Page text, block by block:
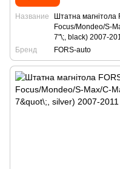
Название
Штатна магнітола
Focus/Mondeo/S-
7"\;, black) 2007-
Бренд
FORS-auto